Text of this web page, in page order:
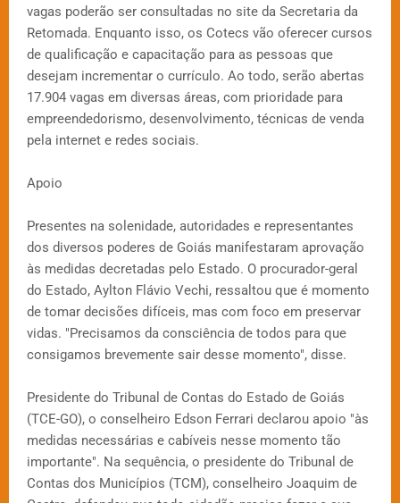
vagas poderão ser consultadas no site da Secretaria da
Retomada. Enquanto isso, os Cotecs vão oferecer cursos
de qualificação e capacitação para as pessoas que
desejam incrementar o currículo. Ao todo, serão abertas
17.904 vagas em diversas áreas, com prioridade para
empreendedorismo, desenvolvimento, técnicas de venda
pela internet e redes sociais.
Apoio
Presentes na solenidade, autoridades e representantes
dos diversos poderes de Goiás manifestaram aprovação
às medidas decretadas pelo Estado. O procurador-geral
do Estado, Aylton Flávio Vechi, ressaltou que é momento
de tomar decisões difíceis, mas com foco em preservar
vidas. "Precisamos da consciência de todos para que
consigamos brevemente sair desse momento", disse.
Presidente do Tribunal de Contas do Estado de Goiás
(TCE-GO), o conselheiro Edson Ferrari declarou apoio "às
medidas necessárias e cabíveis nesse momento tão
importante". Na sequência, o presidente do Tribunal de
Contas dos Municípios (TCM), conselheiro Joaquim de